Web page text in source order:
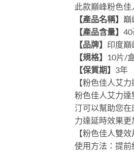
此款巔峰粉色
【產品名稱】 巔
【產品含量】
【品牌】 印度巔
【規格】
10片/
【保質期】 3年
【粉色佳人艾
粉色佳人艾力
汀可以幫助您
力達延時效果更
【粉色佳人雙效
使用方法：提前